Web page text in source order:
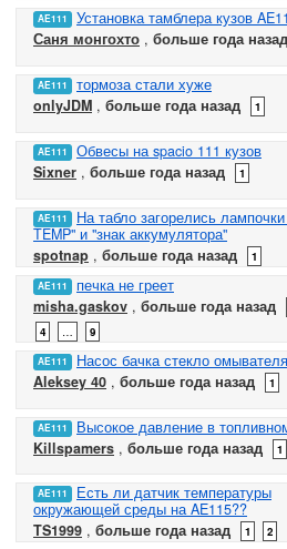
AE111
Установка тамблера кузов
Саня монгохто , больше года назад
AE111
тормоза стали хуже
onlyJDM , больше года назад 1
AE111
Обвесы на spacio 111 кузов
Sixner , больше года назад 1
AE111
На табло загорелись
TEMP" и "знак аккумулятора"
spotnap , больше года назад 1
AE111
печка не греет
misha.gaskov , больше года назад
4
9
AE111
Насос бачка стекло омывателя
Aleksey 40 , больше года назад 1
AE111
Высокое давление в
Killspamers , больше года назад 1
AE111
Есть ли датчик температуры
окружающей среды на AE115??
TS1999 , больше года назад 1 2